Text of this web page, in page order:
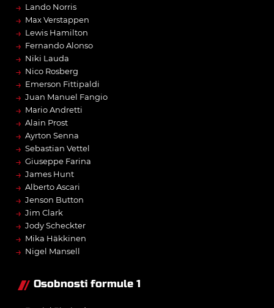
→ Lando Norris
→ Max Verstappen
→ Lewis Hamilton
→ Fernando Alonso
→ Niki Lauda
→ Nico Rosberg
→ Emerson Fittipaldi
→ Juan Manuel Fangio
→ Mario Andretti
→ Alain Prost
→ Ayrton Senna
→ Sebastian Vettel
→ Giuseppe Farina
→ James Hunt
→ Alberto Ascari
→ Jenson Button
→ Jim Clark
→ Jody Scheckter
→ Mika Häkkinen
→ Nigel Mansell
Osobnosti formule 1